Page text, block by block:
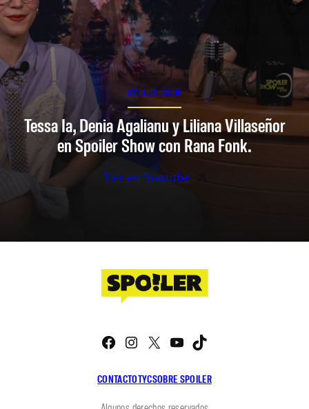
SPOILER SHOW
Tessa Ia, Denia Agalianu y Liliana Villaseñor
en Spoiler Show con Rana Fonk.
Ver en Youtube
CONTACTOTYCSOBRE SPOILER
Facebook
Instagram
X YouTube